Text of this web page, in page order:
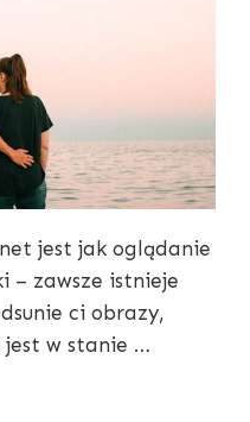
jest jak oglądanie
– zawsze istnieje
ci obrazy,
jest w stanie …